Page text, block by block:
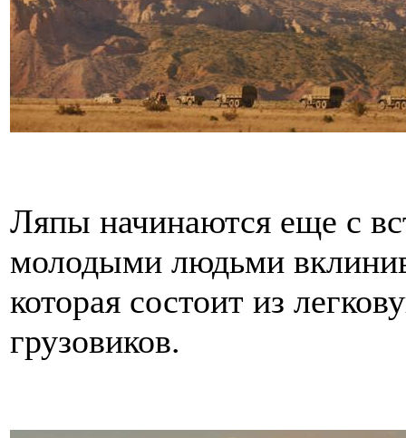
Ляпы начинаются еще с
молодыми людьми
которая состоит из
грузовиков.